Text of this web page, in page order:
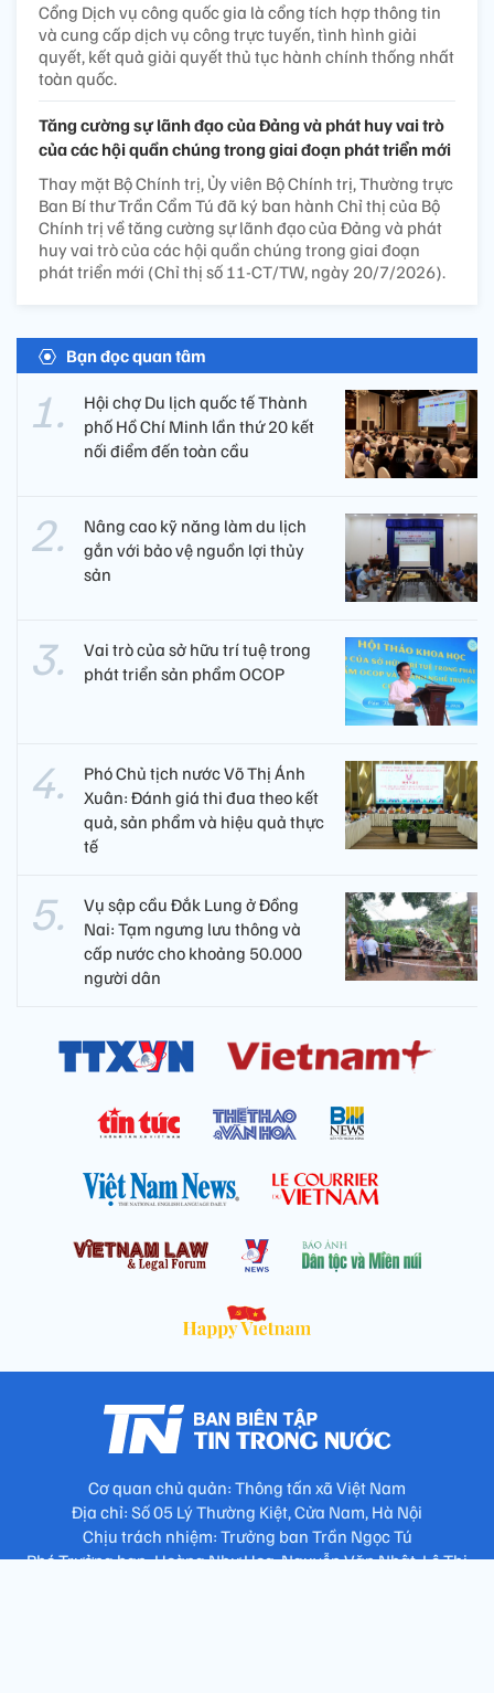
Cổng Dịch vụ công quốc gia là cổng tích hợp thông tin
và cung cấp dịch vụ công trực tuyến, tình hình giải
quyết, kết quả giải quyết thủ tục hành chính thống nhất
toàn quốc.
Tăng cường sự lãnh đạo của Đảng và phát huy vai trò
của các hội quần chúng trong giai đoạn phát triển mới
Thay mặt Bộ Chính trị, Ủy viên Bộ Chính trị, Thường trực
Ban Bí thư Trần Cẩm Tú đã ký ban hành Chỉ thị của Bộ
Chính trị về tăng cường sự lãnh đạo của Đảng và phát
huy vai trò của các hội quần chúng trong giai đoạn
phát triển mới (Chỉ thị số 11-CT/TW, ngày 20/7/2026).
Bạn đọc quan tâm
Hội chợ Du lịch quốc tế Thành
phố Hồ Chí Minh lần thứ 20 kết
nối điểm đến toàn cầu
Nâng cao kỹ năng làm du lịch
gắn với bảo vệ nguồn lợi thủy
sản
Vai trò của sở hữu trí tuệ trong
phát triển sản phẩm OCOP
Phó Chủ tịch nước Võ Thị Ánh
Xuân: Đánh giá thi đua theo kết
quả, sản phẩm và hiệu quả thực
tế
Vụ sập cầu Đắk Lung ở Đồng
Nai: Tạm ngưng lưu thông và
cấp nước cho khoảng 50.000
người dân
Cơ quan chủ quản: Thông tấn xã Việt Nam
Địa chỉ: Số 05 Lý Thường Kiệt, Cửa Nam, Hà Nội
Chịu trách nhiệm: Trưởng ban Trần Ngọc Tú
Phó Trưởng ban: Hoàng Như Hoa, Nguyễn Văn Nhật, Lê Thị